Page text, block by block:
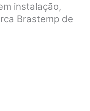
instalação,
Brastemp de